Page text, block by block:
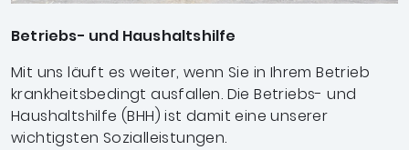
Betriebs- und Haushaltshilfe
Mit uns läuft es weiter, wenn Sie in Ihrem Betrieb
krankheitsbedingt ausfallen. Die Betriebs- und
Haushaltshilfe (BHH) ist damit eine unserer
wichtigsten Sozialleistungen.